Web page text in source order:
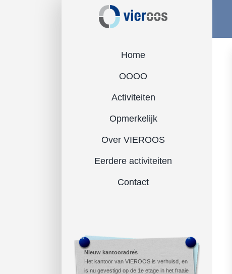
Home
OOOO
Activiteiten
Opmerkelijk
Over VIEROOS
Eerdere activiteiten
Contact
Nieuw kantooradres
Het kantoor van VIEROOS is verhuisd, en
is nu gevestigd op de 1e etage in het fraaie